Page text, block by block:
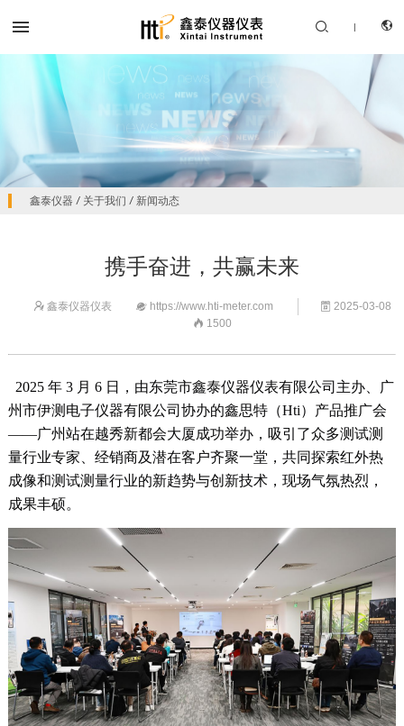
产品中心
服务支持
关于我们
联系我们
 | 
鑫泰仪器 / 关于我们 / 新闻动态
携手奋进，共赢未来
 鑫泰仪器仪表  https://www.hti-meter.com  2025-03-08
 1500
2025 年 3 月 6 日，由东莞市鑫泰仪器仪表有限公司主办、广
州市伊测电子仪器有限公司协办的鑫思特（Hti）产品推广会
——广州站在越秀新都会大厦成功举办，吸引了众多测试测
量行业专家、经销商及潜在客户齐聚一堂，共同探索红外热
成像和测试测量行业的新趋势与创新技术，现场气氛热烈，
成果丰硕。